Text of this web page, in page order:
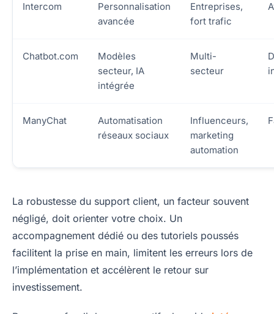
Intercom
Personnalisation
avancée
Entreprises,
fort trafic
Chatbot.com
Modèles
secteur, IA
intégrée
Multi-
secteur
ManyChat
Automatisation
réseaux sociaux
Influenceurs,
marketing
automation
La robustesse du support client, un facteur souvent
négligé, doit orienter votre choix. Un
accompagnement dédié ou des tutoriels poussés
facilitent la prise en main, limitent les erreurs lors de
l’implémentation et accélèrent le retour sur
investissement.